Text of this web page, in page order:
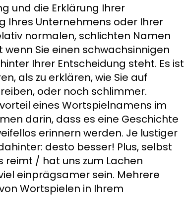
und die Erklärung Ihrer
Ihres Unternehmens oder Ihrer
normalen, schlichten Namen
Sie einen schwachsinnigen
Ihrer Entscheidung steht. Es ist
als zu erklären, wie Sie auf
oder noch schlimmer.
eines Wortspielnamens im
darin, dass es eine Geschichte
erinnern werden. Je lustiger
desto besser! Plus, selbst
reimt / hat uns zum Lachen
einprägsamer sein. Mehrere
Wortspielen in Ihrem